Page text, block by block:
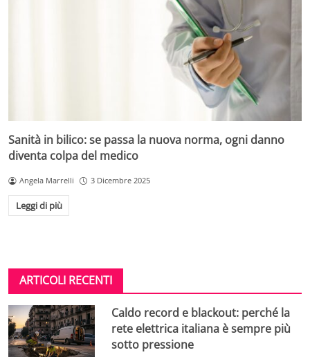
Sanità in bilico: se passa la nuova norma, ogni danno
diventa colpa del medico
Angela Marrelli 3 Dicembre 2025
Leggi di più
ARTICOLI RECENTI
Caldo record e blackout: perché la
rete elettrica italiana è sempre più
sotto pressione